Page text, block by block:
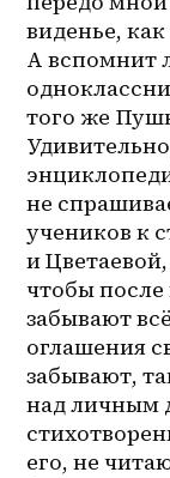
виденье,
А вспомнит
того же
не
учеников к
и
чтобы после
забывают
оглашения
забывают,
над личным
его, не